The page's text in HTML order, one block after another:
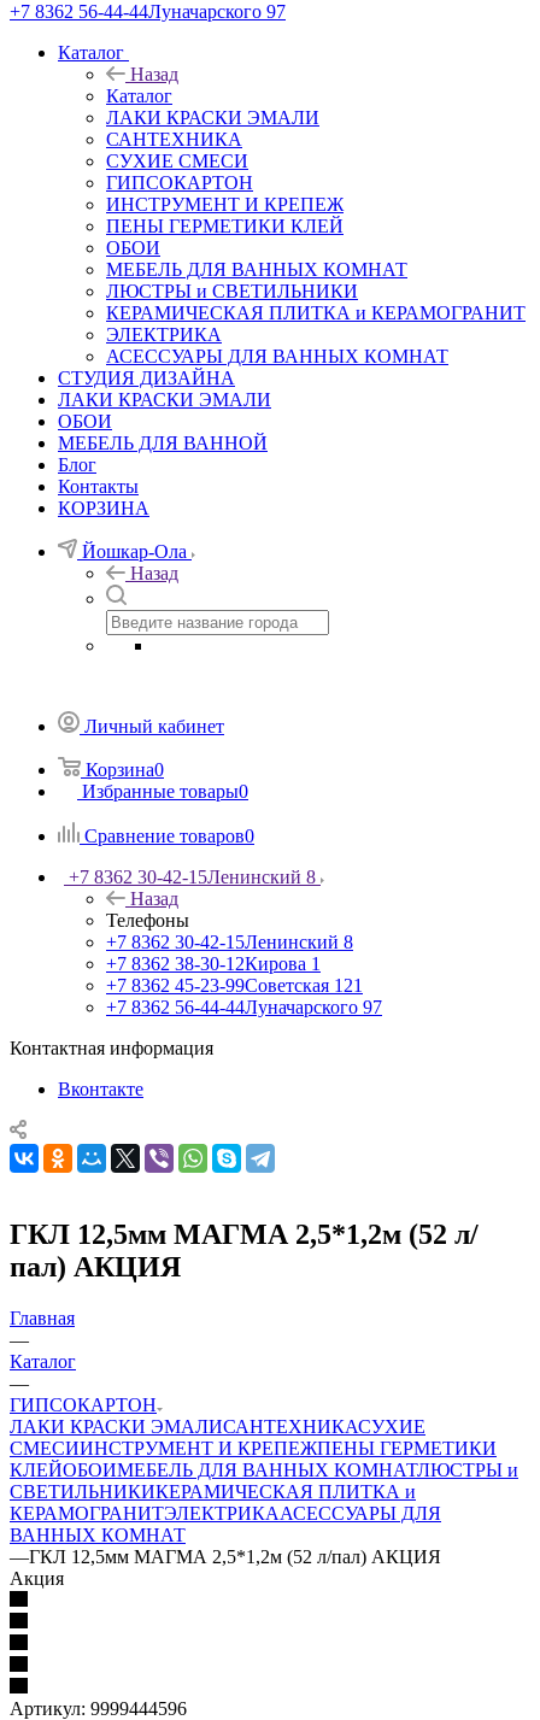
+7 8362 56-44-44Луначарского 97
Каталог
Назад
Каталог
ЛАКИ КРАСКИ ЭМАЛИ
САНТЕХНИКА
СУХИЕ СМЕСИ
ГИПСОКАРТОН
ИНСТРУМЕНТ И КРЕПЕЖ
ПЕНЫ ГЕРМЕТИКИ КЛЕЙ
ОБОИ
МЕБЕЛЬ ДЛЯ ВАННЫХ КОМНАТ
ЛЮСТРЫ и СВЕТИЛЬНИКИ
КЕРАМИЧЕСКАЯ ПЛИТКА и КЕРАМОГРАНИТ
ЭЛЕКТРИКА
АСЕССУАРЫ ДЛЯ ВАННЫХ КОМНАТ
СТУДИЯ ДИЗАЙНА
ЛАКИ КРАСКИ ЭМАЛИ
ОБОИ
МЕБЕЛЬ ДЛЯ ВАННОЙ
Блог
Контакты
КОРЗИНА
Йошкар-Ола
Назад
Личный кабинет
Корзина0
Избранные товары0
Сравнение товаров0
+7 8362 30-42-15Ленинский 8
Назад
Телефоны
+7 8362 30-42-15Ленинский 8
+7 8362 38-30-12Кирова 1
+7 8362 45-23-99Советская 121
+7 8362 56-44-44Луначарского 97
Контактная информация
Вконтакте
ГКЛ 12,5мм МАГМА 2,5*1,2м (52 л/
пал) АКЦИЯ
Главная
—
Каталог
—
ГИПСОКАРТОН
ЛАКИ КРАСКИ ЭМАЛИСАНТЕХНИКАСУХИЕ
СМЕСИИНСТРУМЕНТ И КРЕПЕЖПЕНЫ ГЕРМЕТИКИ
КЛЕЙОБОИМЕБЕЛЬ ДЛЯ ВАННЫХ КОМНАТЛЮСТРЫ и
СВЕТИЛЬНИКИКЕРАМИЧЕСКАЯ ПЛИТКА и
КЕРАМОГРАНИТЭЛЕКТРИКААСЕССУАРЫ ДЛЯ
ВАННЫХ КОМНАТ
—ГКЛ 12,5мм МАГМА 2,5*1,2м (52 л/пал) АКЦИЯ
Акция
Артикул: 9999444596